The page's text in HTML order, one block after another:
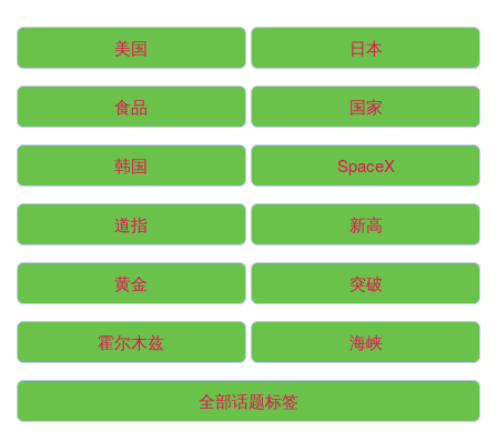
美国 日本
食品 国家
韩国 SpaceX
道指 新高
黄金 突破
霍尔木兹 海峡
全部话题标签